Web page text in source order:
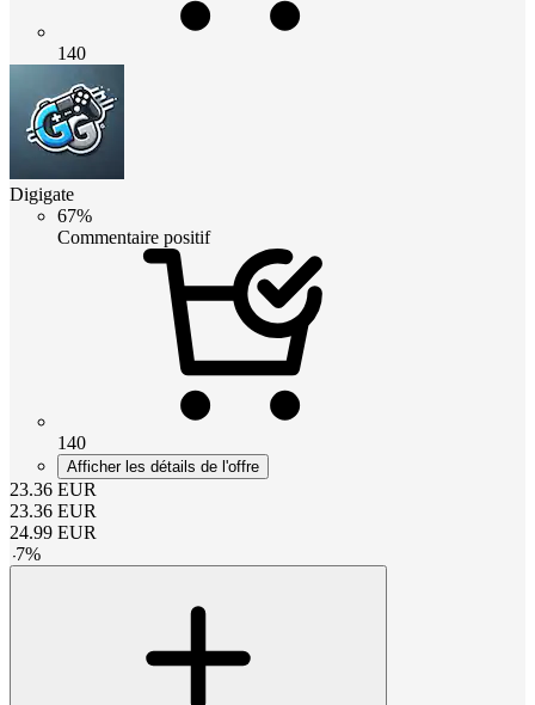
140
Digigate
67%
Commentaire positif
140
Afficher les détails de l'offre
23.36 EUR
23.36 EUR
24.99 EUR
-7%